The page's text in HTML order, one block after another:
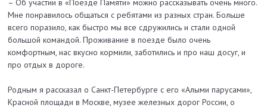
– Об участии в «Поезде Памяти» можно рассказывать очень много.
Мне понравилось общаться с ребятами из разных стран. Больше
всего поразило, как быстро мы все сдружились и стали одной
большой командой. Проживание в поезде было очень
комфортным, нас вкусно кормили, заботились и про наш досуг, и
про отдых в дороге.
Родным я рассказал о Санкт-Петербурге с его «Алыми парусами»,
Красной площади в Москве, музее железных дорог России, о